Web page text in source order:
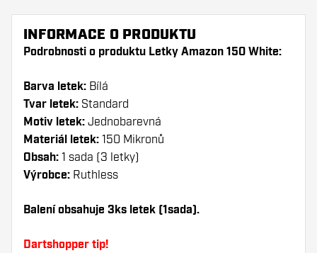
INFORMACE O PRODUKTU
Podrobnosti o produktu Letky Amazon 150 White:
Barva letek: Bílá
Tvar letek: Standard
Motiv letek: Jednobarevná
Materiál letek: 150 Mikronů
Obsah: 1 sada (3 letky)
Výrobce: Ruthless
Balení obsahuje 3ks letek (1sada).
Dartshopper tip!